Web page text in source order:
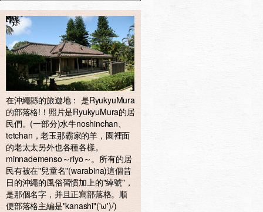
在沖繩縣的旅遊地： 是RyukyuMura
的部落格!！照片是RyukyuMura的居
民們。(一部分)水牛noshinchan、
tetchan，老玉那霸家的羊，園裡面
的老太太另外也各種各樣。
minnademenso～riyo～。所有的居
民有被在"兒童名"(warabina)這個昔
日的沖繩的風俗習慣加上的"綽號"，
是那個名字，并且正寫部落格。順
便部落格主編是"kanashi"('ω')/)